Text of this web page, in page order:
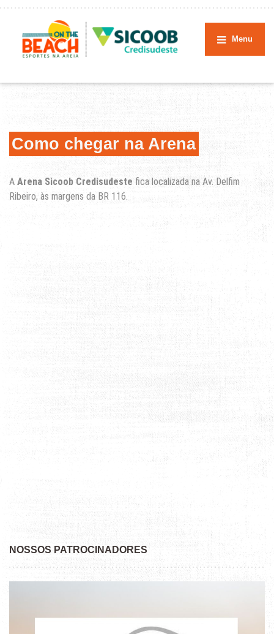
Menu
Como chegar na Arena
A Arena Sicoob Credisudeste fica localizada na Av. Delfim
Ribeiro, às margens da BR 116.
NOSSOS PATROCINADORES